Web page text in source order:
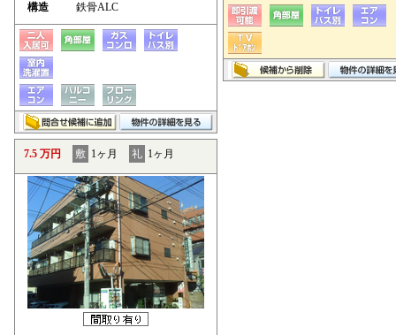
構造
鉄骨ALC
7.5 万円 敷 1ヶ月 礼 1ヶ月